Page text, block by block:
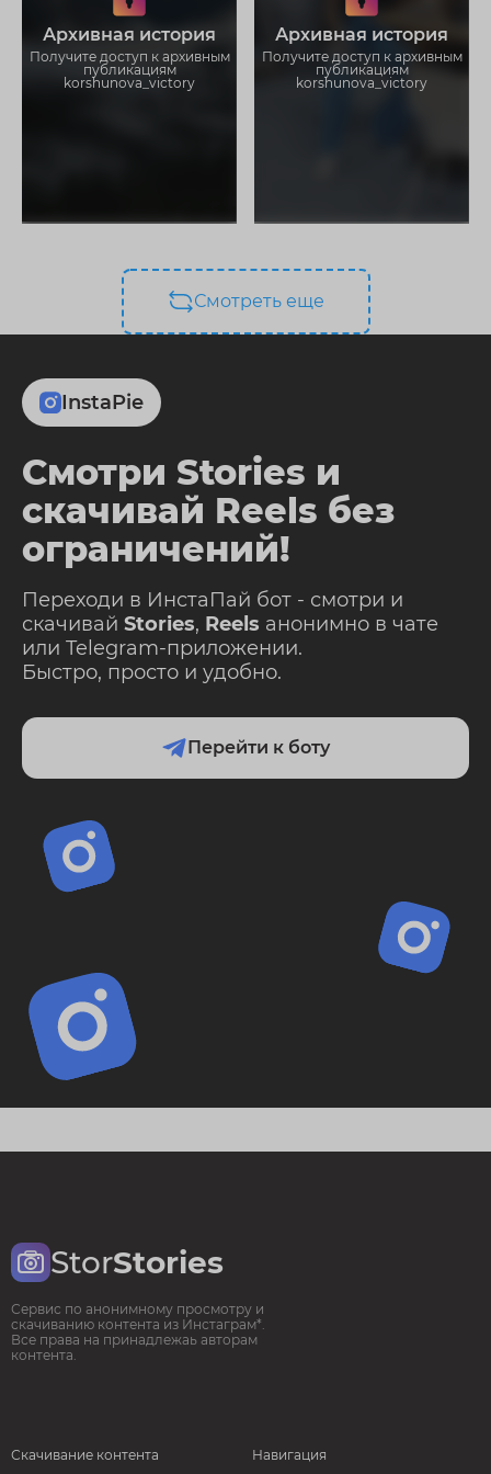
Архивная история
Получите доступ к архивным
публикациям
korshunova_victory
Не отвлекайтесь на рекламу
Загружайте истории без
ограничений
Архивная история
Получите доступ к архивным
публикациям
korshunova_victory
Не отвлекайтесь на рекламу
Загружайте истории без
ограничений
Смотреть еще
InstaPie
Смотри Stories и
скачивай Reels без
ограничений!
Переходи в ИнстаПай бот - смотри и
скачивай Stories, Reels анонимно в чате
или Telegram-приложении.
Быстро, просто и удобно.
Перейти к боту
StorStories
Сервис по анонимному просмотру и
скачиванию контента из Инстаграм*.
Все права на принадлежаь авторам
контента.
Скачивание контента Навигация